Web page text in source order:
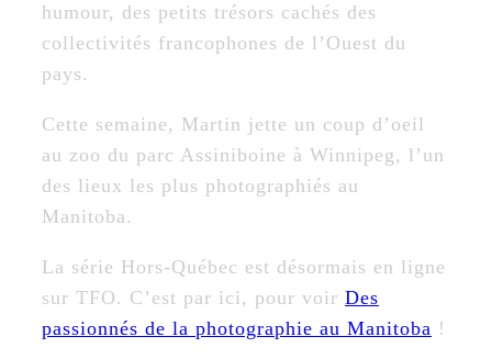
humour, des petits trésors cachés des
collectivités francophones de l’Ouest du
pays.
Cette semaine, Martin jette un coup d’oeil
au zoo du parc Assiniboine à Winnipeg, l’un
des lieux les plus photographiés au
Manitoba.
La série Hors-Québec est désormais en ligne
sur TFO. C’est par ici, pour voir Des
passionnés de la photographie au Manitoba !